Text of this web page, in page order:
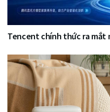
Tencent chính thức ra mắt